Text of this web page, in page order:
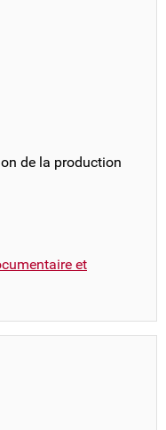
de la production
et